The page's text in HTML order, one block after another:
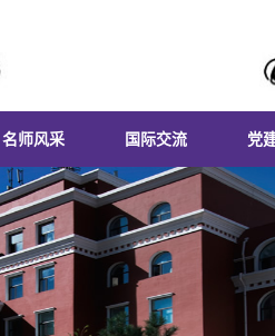
名师风采 国际交流
国际交流活动
党
组
组
组